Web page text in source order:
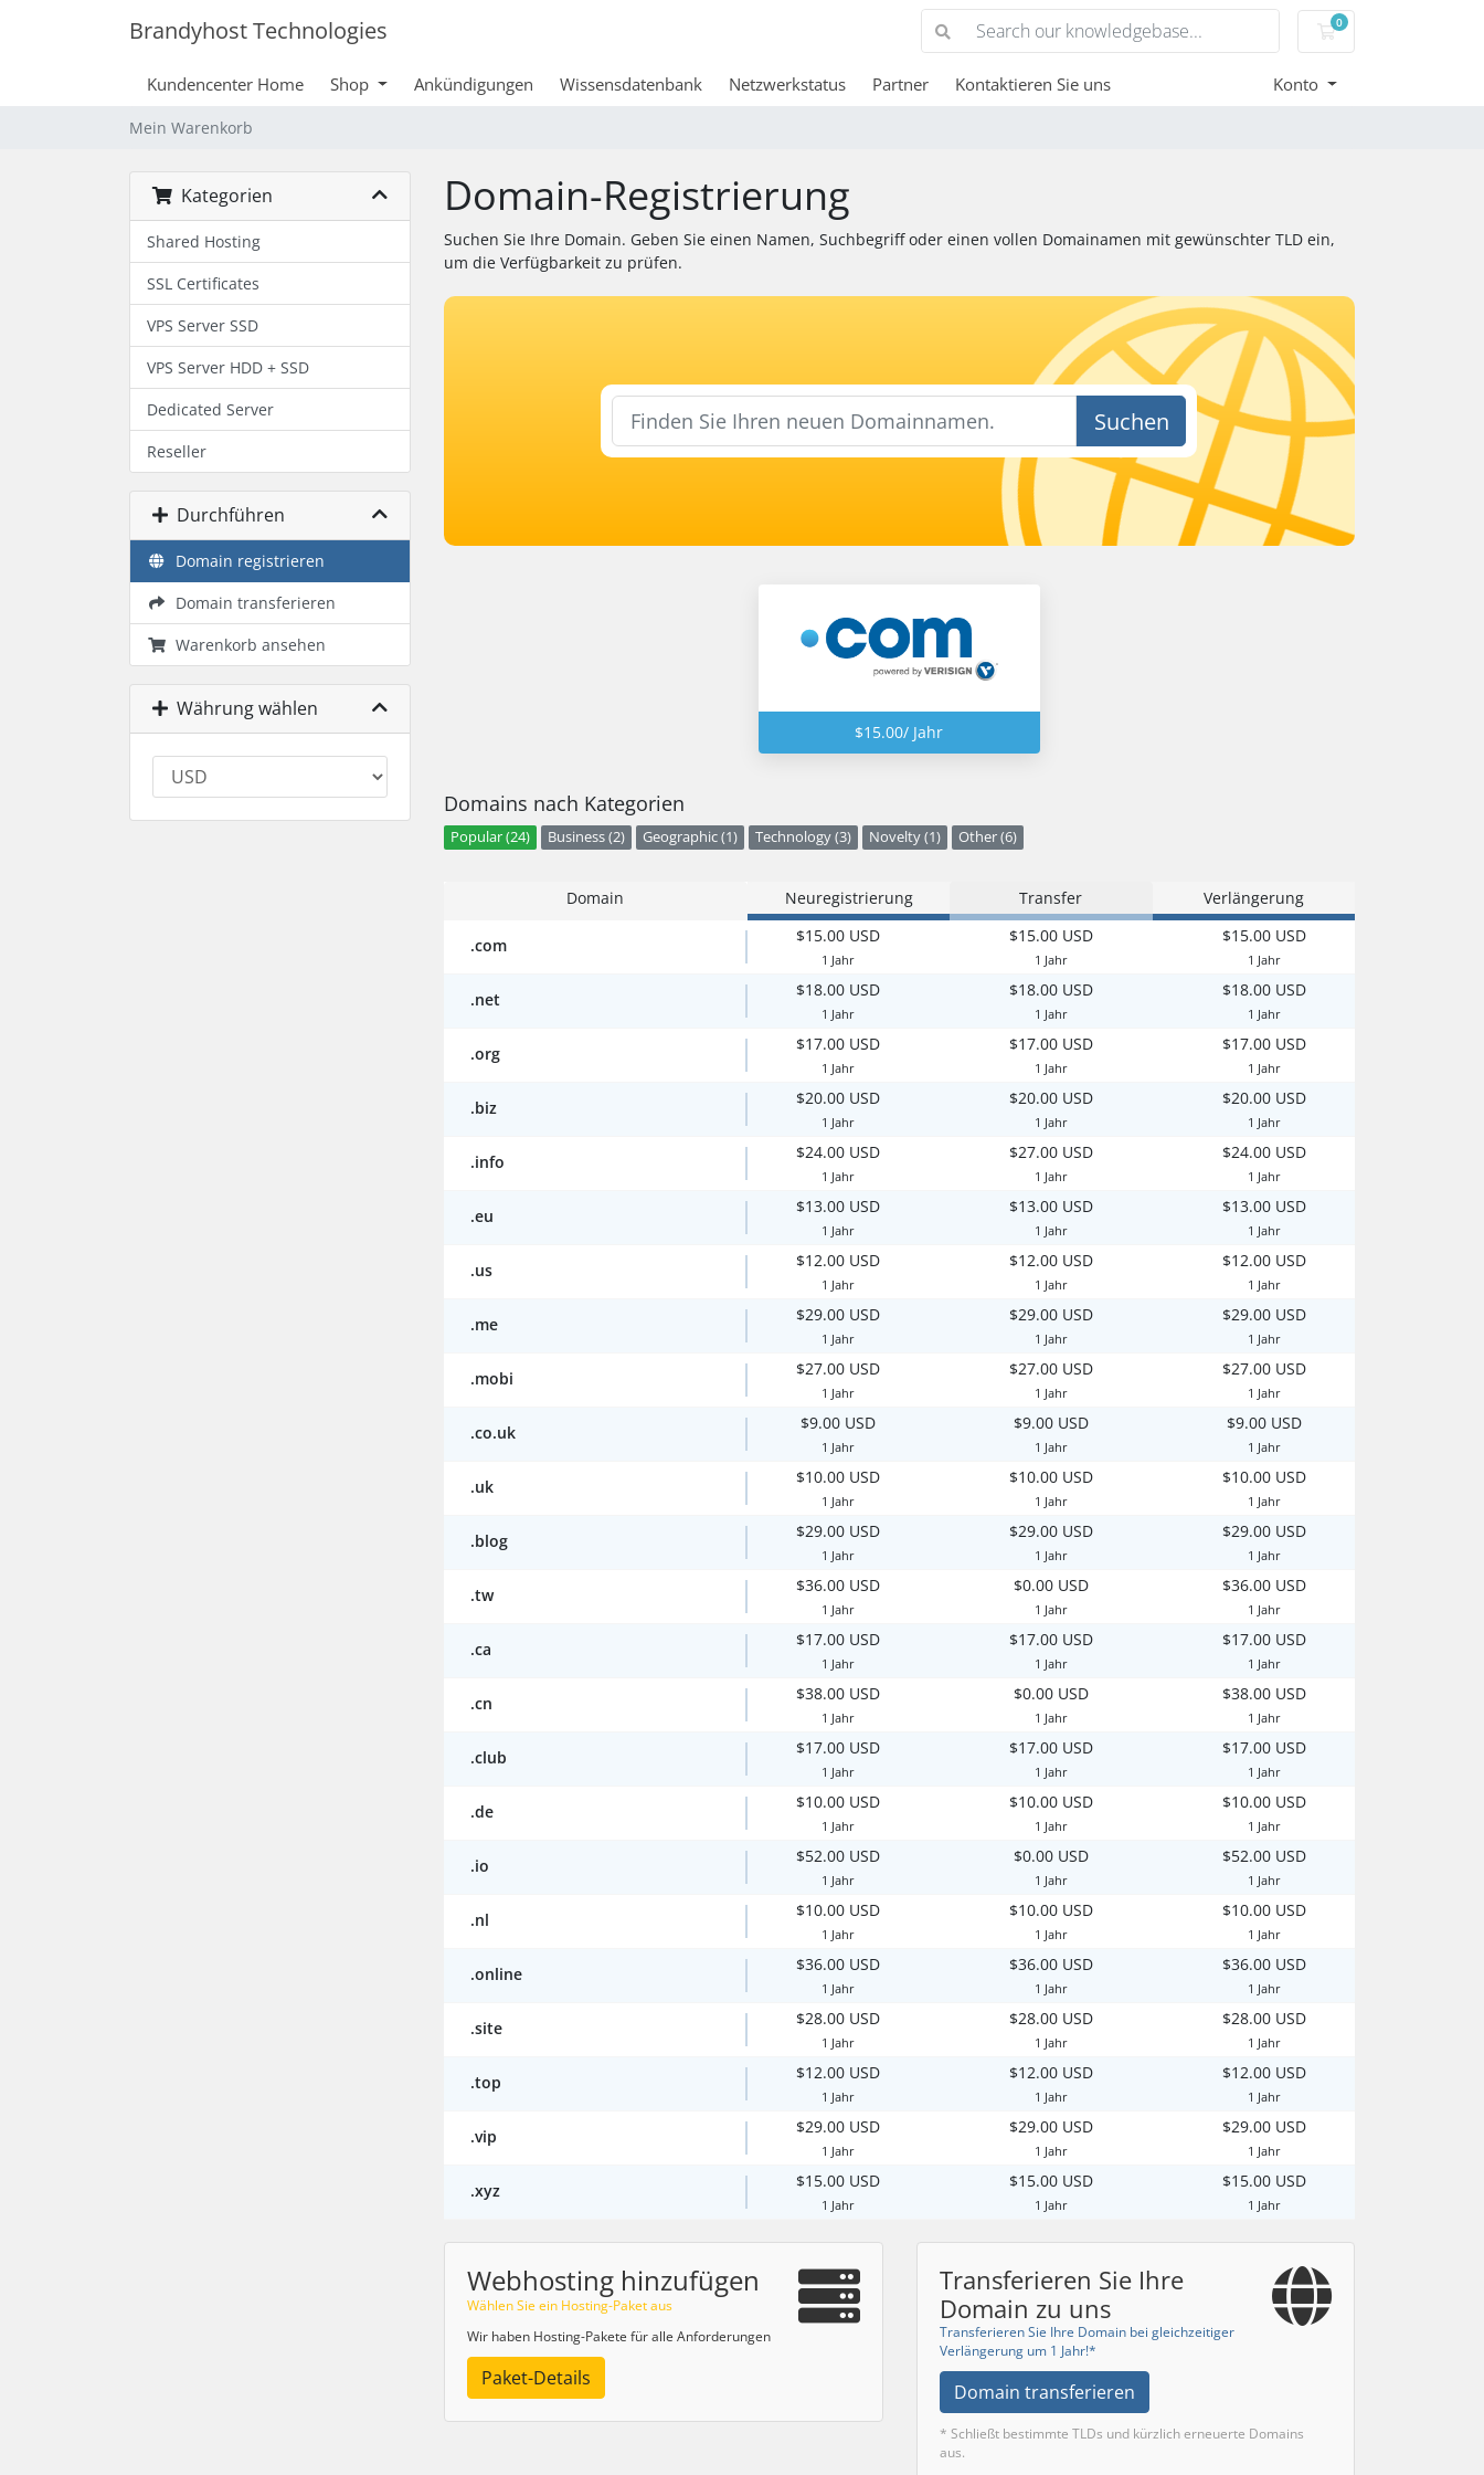
Brandyhost Technologies 0
Mein Warenkorb
Kundencenter Home Shop Ankündigungen Wissensdatenbank Netzwerkstatus Partner Kontaktieren Sie uns Konto
Mein Warenkorb
Kategorien
Shared Hosting
SSL Certificates
VPS Server SSD
VPS Server HDD + SSD
Dedicated Server
Reseller
Durchführen
Domain registrieren
Domain transferieren
Warenkorb ansehen
Währung wählen
Domain-Registrierung
Suchen Sie Ihre Domain. Geben Sie einen Namen, Suchbegriff oder einen vollen Domainamen mit gewünschter TLD ein,
um die Verfügbarkeit zu prüfen.
Suchen
$15.00/ Jahr
Domains nach Kategorien
Popular (24) Business (2) Geographic (1) Technology (3) Novelty (1) Other (6)
Domain Neuregistrierung Transfer Verlängerung
.com $15.00 USD
1 Jahr
$15.00 USD
1 Jahr
$15.00 USD
1 Jahr
.net $18.00 USD
1 Jahr
$18.00 USD
1 Jahr
$18.00 USD
1 Jahr
.org $17.00 USD
1 Jahr
$17.00 USD
1 Jahr
$17.00 USD
1 Jahr
.biz $20.00 USD
1 Jahr
$20.00 USD
1 Jahr
$20.00 USD
1 Jahr
.info $24.00 USD
1 Jahr
$27.00 USD
1 Jahr
$24.00 USD
1 Jahr
.eu $13.00 USD
1 Jahr
$13.00 USD
1 Jahr
$13.00 USD
1 Jahr
.us $12.00 USD
1 Jahr
$12.00 USD
1 Jahr
$12.00 USD
1 Jahr
.me $29.00 USD
1 Jahr
$29.00 USD
1 Jahr
$29.00 USD
1 Jahr
.mobi $27.00 USD
1 Jahr
$27.00 USD
1 Jahr
$27.00 USD
1 Jahr
.co.uk $9.00 USD
1 Jahr
$9.00 USD
1 Jahr
$9.00 USD
1 Jahr
.uk $10.00 USD
1 Jahr
$10.00 USD
1 Jahr
$10.00 USD
1 Jahr
.blog $29.00 USD
1 Jahr
$29.00 USD
1 Jahr
$29.00 USD
1 Jahr
.tw $36.00 USD
1 Jahr
$0.00 USD
1 Jahr
$36.00 USD
1 Jahr
.ca $17.00 USD
1 Jahr
$17.00 USD
1 Jahr
$17.00 USD
1 Jahr
.cn $38.00 USD
1 Jahr
$0.00 USD
1 Jahr
$38.00 USD
1 Jahr
.club $17.00 USD
1 Jahr
$17.00 USD
1 Jahr
$17.00 USD
1 Jahr
.de $10.00 USD
1 Jahr
$10.00 USD
1 Jahr
$10.00 USD
1 Jahr
.io $52.00 USD
1 Jahr
$0.00 USD
1 Jahr
$52.00 USD
1 Jahr
.nl $10.00 USD
1 Jahr
$10.00 USD
1 Jahr
$10.00 USD
1 Jahr
.online $36.00 USD
1 Jahr
$36.00 USD
1 Jahr
$36.00 USD
1 Jahr
.site $28.00 USD
1 Jahr
$28.00 USD
1 Jahr
$28.00 USD
1 Jahr
.top $12.00 USD
1 Jahr
$12.00 USD
1 Jahr
$12.00 USD
1 Jahr
.vip $29.00 USD
1 Jahr
$29.00 USD
1 Jahr
$29.00 USD
1 Jahr
.xyz $15.00 USD
1 Jahr
$15.00 USD
1 Jahr
$15.00 USD
1 Jahr
Webhosting hinzufügen
Wählen Sie ein Hosting-Paket aus
Wir haben Hosting-Pakete für alle Anforderungen
Paket-Details
Transferieren Sie Ihre
Domain zu uns
Transferieren Sie Ihre Domain bei gleichzeitiger
Verlängerung um 1 Jahr!*
Domain transferieren
* Schließt bestimmte TLDs und kürzlich erneuerte Domains
aus.